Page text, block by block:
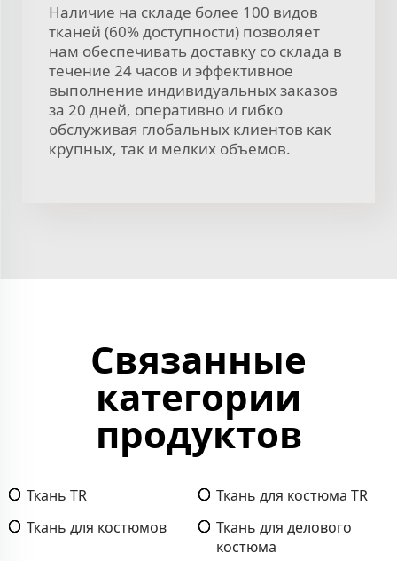
Наличие на складе более 100 видов
тканей (60% доступности) позволяет
нам обеспечивать доставку со склада в
течение 24 часов и эффективное
выполнение индивидуальных заказов
за 20 дней, оперативно и гибко
обслуживая глобальных клиентов как
крупных, так и мелких объемов.
Связанные
категории
продуктов
Ткань TR
Ткань для костюма TR
Ткань для костюмов
Ткань для делового
костюма